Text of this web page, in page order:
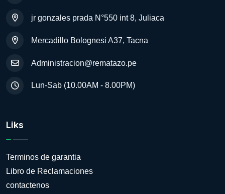
jr gonzales prada N°550 int 8, Juliaca
Mercadillo Bolognesi A37, Tacna
Administracion@rematazo.pe
Lun-Sab (10.00AM - 8.00PM)
Liks
Terminos de garantia
Libro de Reclamaciones
contactenos